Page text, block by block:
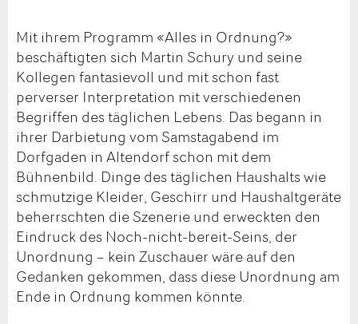
Mit ihrem Programm «Alles in Ordnung?»
beschäftigten sich Martin Schury und seine
Kollegen fantasievoll und mit schon fast
perverser Interpretation mit verschiedenen
Begriffen des täglichen Lebens. Das begann in
ihrer Darbietung vom Samstagabend im
Dorfgaden in Altendorf schon mit dem
Bühnenbild. Dinge des täglichen Haushalts wie
schmutzige Kleider, Geschirr und Haushaltgeräte
beherrschten die Szenerie und erweckten den
Eindruck des Noch-nicht-bereit-Seins, der
Unordnung – kein Zuschauer wäre auf den
Gedanken gekommen, dass diese Unordnung am
Ende in Ordnung kommen könnte.